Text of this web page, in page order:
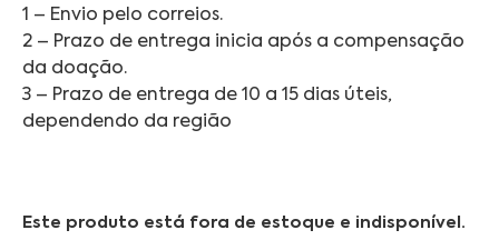
1 – Envio pelo correios.
2 – Prazo de entrega inicia após a compensação
da doação.
3 – Prazo de entrega de 10 a 15 dias úteis,
dependendo da região
Este produto está fora de estoque e indisponível.